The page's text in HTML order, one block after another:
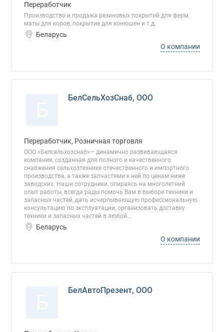
Переработчик
Производство и продажа резиновых покрытий для ферм:
маты для коров, покрытие для конюшен и т.д.
Беларусь
О компании
БелСельХозСнаб, ООО
Переработчик, Розничная торговля
ООО «Белсельхозснаб»— динамично развивающаяся
компания, созданная для полного и качественного
снабжения сельхозтехнике отечественного и импортного
производства, а также запчастями к ней по ценам ниже
заводских. Наши сотрудники, опираясь на многолетний
опыт работы, всегда рады помочь Вам в выборе техники и
запасных частей, дать исчерпывающую профессиональную
консультацию по эксплуатации, организовать доставку
техники и запасных частей в любой...
Беларусь
О компании
БелАвтоПрезент, ООО